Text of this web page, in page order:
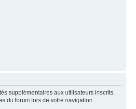
supplémentaires aux utilisateurs inscrits.
du forum lors de votre navigation.